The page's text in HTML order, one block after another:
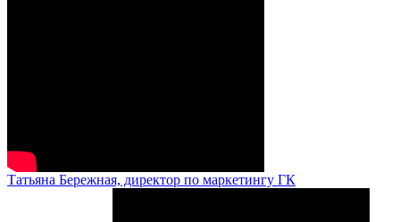
Татьяна Бережная, директор по маркетингу ГК